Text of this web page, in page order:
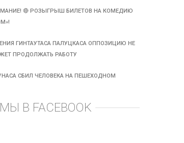
🔴 РОЗЫГРЫШ БИЛЕТОВ НА КОМЕДИЮ
ГИНТАУТАСА ПАЛУЦКАСА ОППОЗИЦИЮ НЕ
ПРОДОЛЖАТЬ РАБОТУ
СБИЛ ЧЕЛОВЕКА НА ПЕШЕХОДНОМ
МЫ В FACEBOOK